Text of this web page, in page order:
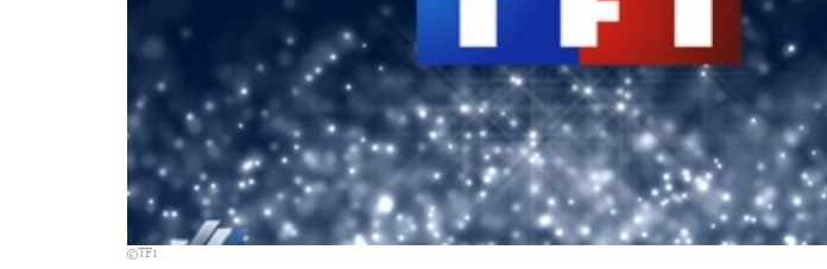
TF1